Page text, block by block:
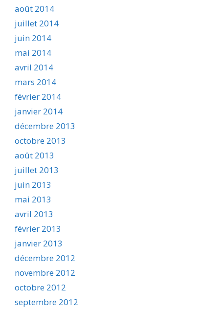
août 2014
juillet 2014
juin 2014
mai 2014
avril 2014
mars 2014
février 2014
janvier 2014
décembre 2013
octobre 2013
août 2013
juillet 2013
juin 2013
mai 2013
avril 2013
février 2013
janvier 2013
décembre 2012
novembre 2012
octobre 2012
septembre 2012